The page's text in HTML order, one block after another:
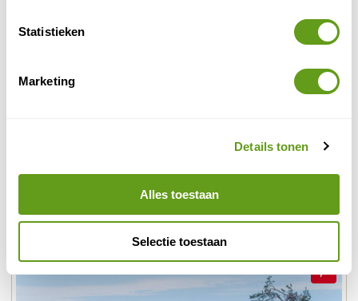
Statistieken
Marketing
Details tonen
Alles toestaan
Selectie toestaan
Vanaf hier daal je af naar het idyllische ven
en van het uitzicht te genieten. Toen wij hier in de
winter waren, was het ven bedekt onder een dikke
zagen hoe dit plekje er in de zomer uitziet! Vanaf het
(warme) lunch. De route loopt tenslotte weer
geleidelijk omlaag, terug naar de parkeerplaats.